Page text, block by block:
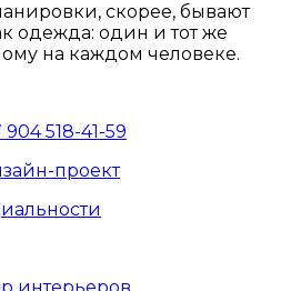
скорее, бывают
одежда: один и тот же
на каждом человеке.
904 518-41-59
проект